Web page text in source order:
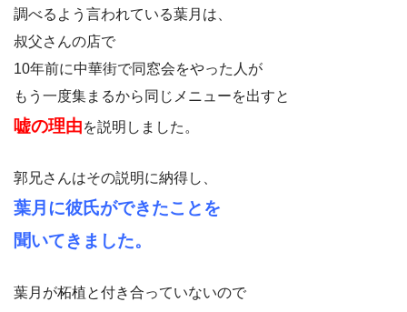
調べるよう言われている葉月は、
叔父さんの店で
10年前に中華街で同窓会をやった人が
もう一度集まるから同じメニューを出すと
嘘の理由を説明しました。
郭兄さんはその説明に納得し、
葉月に彼氏ができたことを
聞いてきました。
葉月が柘植と付き合っていないので